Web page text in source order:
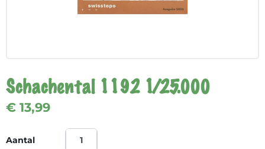
Schachental 1192 1/25.000
€ 13,99
Aantal